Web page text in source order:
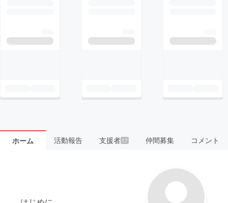
ホーム 活動報告 支援者 17 仲間募集 コメント